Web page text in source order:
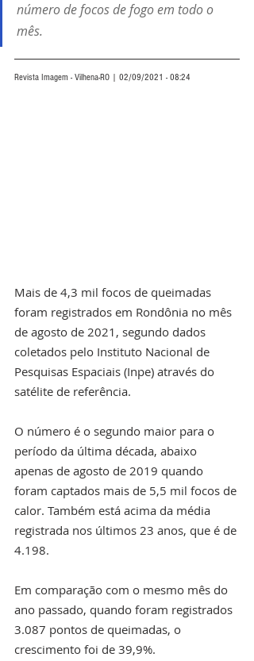
número de focos de fogo em todo o
mês.
Revista Imagem - Vilhena-RO | 02/09/2021 - 08:24
Mais de 4,3 mil focos de queimadas
foram registrados em Rondônia no mês
de agosto de 2021, segundo dados
coletados pelo Instituto Nacional de
Pesquisas Espaciais (Inpe) através do
satélite de referência.
O número é o segundo maior para o
período da última década, abaixo
apenas de agosto de 2019 quando
foram captados mais de 5,5 mil focos de
calor. Também está acima da média
registrada nos últimos 23 anos, que é de
4.198.
Em comparação com o mesmo mês do
ano passado, quando foram registrados
3.087 pontos de queimadas, o
crescimento foi de 39,9%.